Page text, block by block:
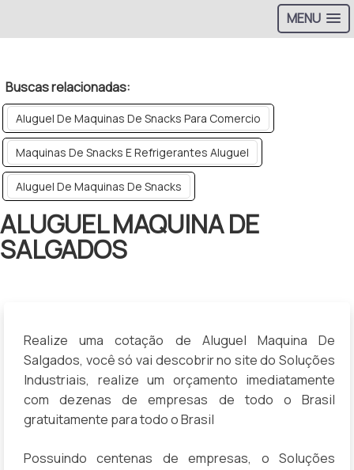
MENU
Buscas relacionadas:
Aluguel De Maquinas De Snacks Para Comercio
Maquinas De Snacks E Refrigerantes Aluguel
Aluguel De Maquinas De Snacks
ALUGUEL MAQUINA DE
SALGADOS
Realize uma cotação de Aluguel Maquina De
Salgados, você só vai descobrir no site do Soluções
Industriais, realize um orçamento imediatamente
com dezenas de empresas de todo o Brasil
gratuitamente para todo o Brasil
Possuindo centenas de empresas, o Soluções